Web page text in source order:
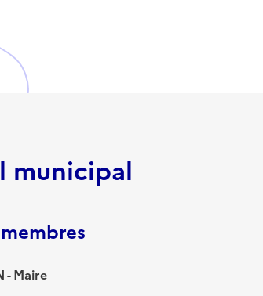
municipal
- Maire